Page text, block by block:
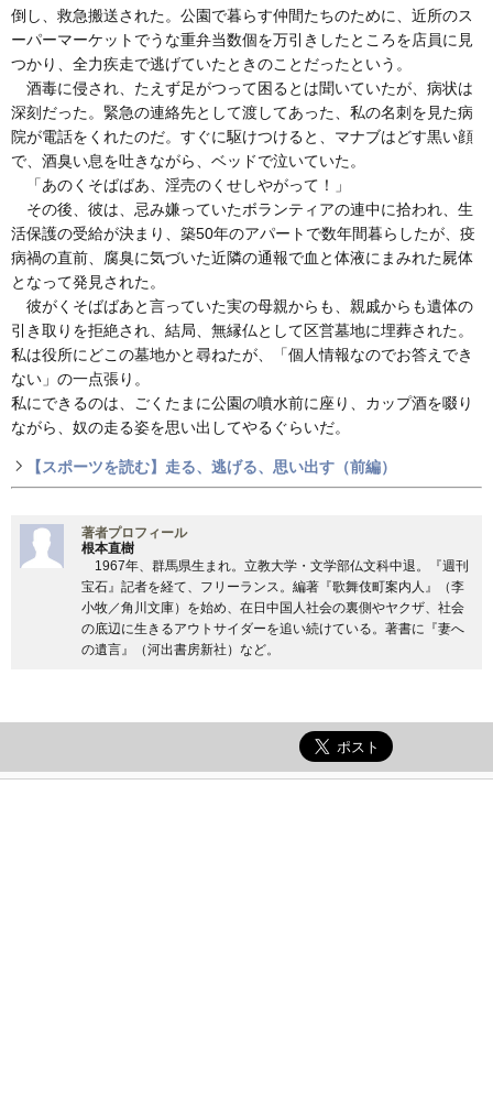
倒し、救急搬送された。公園で暮らす仲間たちのために、近所のス
ーパーマーケットでうな重弁当数個を万引きしたところを店員に見
つかり、全力疾走で逃げていたときのことだったという。
酒毒に侵され、たえず足がつって困るとは聞いていたが、病状は
深刻だった。緊急の連絡先として渡してあった、私の名刺を見た病
院が電話をくれたのだ。すぐに駆けつけると、マナブはどす黒い顔
で、酒臭い息を吐きながら、ベッドで泣いていた。
「あのくそばばあ、淫売のくせしやがって！」
その後、彼は、忌み嫌っていたボランティアの連中に拾われ、生
活保護の受給が決まり、築50年のアパートで数年間暮らしたが、疫
病禍の直前、腐臭に気づいた近隣の通報で血と体液にまみれた屍体
となって発見された。
彼がくそばばあと言っていた実の母親からも、親戚からも遺体の
引き取りを拒絶され、結局、無縁仏として区営墓地に埋葬された。
私は役所にどこの墓地かと尋ねたが、「個人情報なのでお答えでき
ない」の一点張り。
私にできるのは、ごくたまに公園の噴水前に座り、カップ酒を啜り
ながら、奴の走る姿を思い出してやるぐらいだ。
【スポーツを読む】走る、逃げる、思い出す（前編）
著者プロフィール
根本直樹
1967年、群馬県生まれ。立教大学・文学部仏文科中退。『週刊
宝石』記者を経て、フリーランス。編著『歌舞伎町案内人』（李
小牧／角川文庫）を始め、在日中国人社会の裏側やヤクザ、社会
の底辺に生きるアウトサイダーを追い続けている。著書に『妻へ
の遺言』（河出書房新社）など。